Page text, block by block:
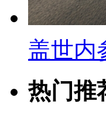
盖世内
热门推